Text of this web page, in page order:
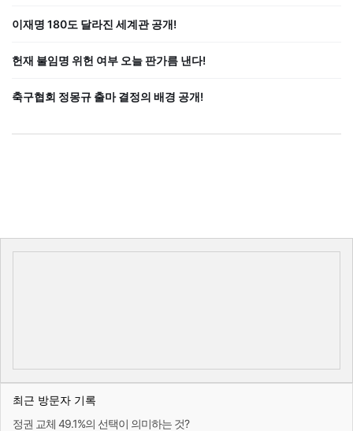
이재명 180도 달라진 세계관 공개!
헌재 불임명 위헌 여부 오늘 판가름 낸다!
축구협회 정몽규 출마 결정의 배경 공개!
최근 방문자 기록
정권 교체 49.1%의 선택이 의미하는 것?